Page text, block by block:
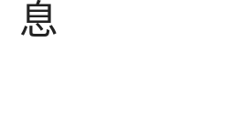
息